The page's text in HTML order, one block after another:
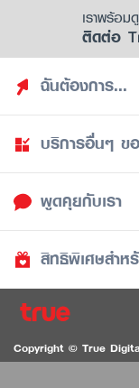
เราพร้อ
ติดต่อ
ฉันต้องการ...
ค้นหาสิทธิประโยช
รวมของฟรี
ดูสิทธิประโยชน์ที่เก็
เป็นพันธมิตรร้าน
ดาวน์โหลดแอปท
บริการอื่นๆ ข
มือถือ
อินเตอร์เน็ต
พูดคุยกับเรา
Call Center
1236 ลูกค้าทรู
ติดต่อเรา
สิทธิพิเศษสำห
ทรูการ์ด
ทรูพอยท์
Copyright © True